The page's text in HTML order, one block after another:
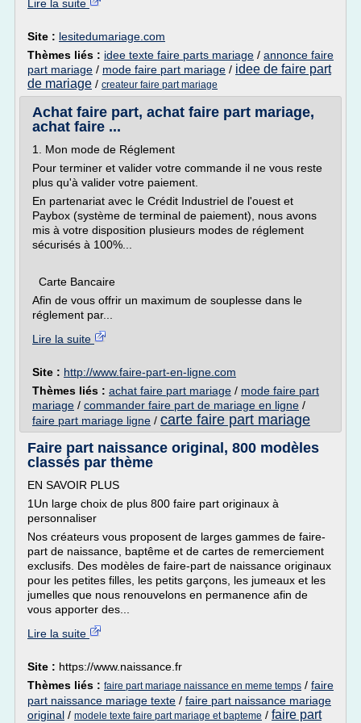
Lire la suite
Site : lesitedumariage.com
Thèmes liés : idee texte faire parts mariage / annonce faire
part mariage / mode faire part mariage / idee de faire part
de mariage / createur faire part mariage
Achat faire part, achat faire part mariage,
achat faire ...
1. Mon mode de Réglement
Pour terminer et valider votre commande il ne vous reste
plus qu'à valider votre paiement.
En partenariat avec le Crédit Industriel de l'ouest et
Paybox (système de terminal de paiement), nous avons
mis à votre disposition plusieurs modes de réglement
sécurisés à 100%...
Carte Bancaire
Afin de vous offrir un maximum de souplesse dans le
réglement par...
Lire la suite
Site : http://www.faire-part-en-ligne.com
Thèmes liés : achat faire part mariage / mode faire part
mariage / commander faire part de mariage en ligne /
faire part mariage ligne / carte faire part mariage
Faire part naissance original, 800 modèles
classés par thème
EN SAVOIR PLUS
1Un large choix de plus 800 faire part originaux à
personnaliser
Nos créateurs vous proposent de larges gammes de faire-
part de naissance, baptême et de cartes de remerciement
exclusifs. Des modèles de faire-part de naissance originaux
pour les petites filles, les petits garçons, les jumeaux et les
jumelles que nous renouvelons en permanence afin de
vous apporter des...
Lire la suite
Site : https://www.naissance.fr
Thèmes liés : faire part mariage naissance en meme temps / faire
part naissance mariage texte / faire part naissance mariage
original / modele texte faire part mariage et bapteme / faire part